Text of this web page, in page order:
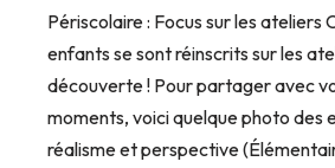
Périscolaire : Focus sur les ateliers
enfants se sont réinscrits sur les
découverte ! Pour partager avec
moments, voici quelque photo des
réalisme et perspective